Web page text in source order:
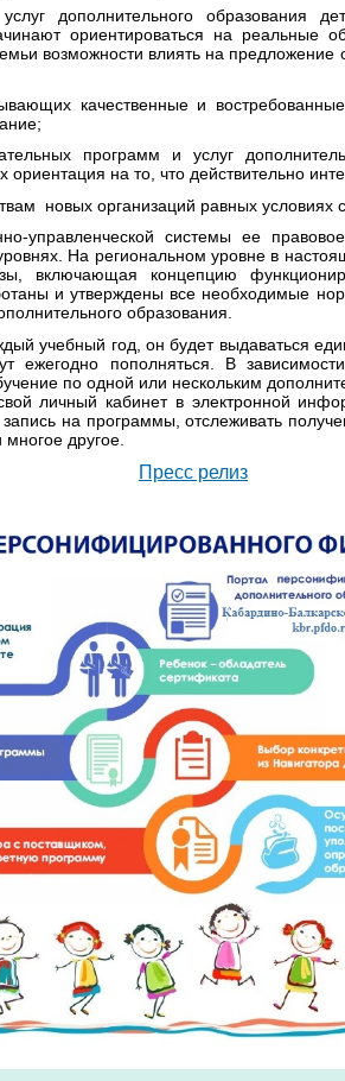
дополнительного образования
ориентироваться на реальные
возможности влиять на
качественные и
программ и услуг
на то, что действительно
новых организаций равных
управленческой системы ее
На региональном уровне в
включающая концепцию
и утверждены все необходимые
образования.
учебный год, он будет выдаваться
ежегодно пополняться. В
по одной или нескольким
личный кабинет в электронной
на программы, отслеживать
другое.
Пресс релиз